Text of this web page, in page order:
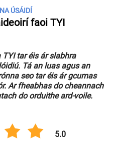
ÚSÁIDÍ
faoi TYI
tar éis ár slabhra
Tá an luas agus an
seo tar éis ár gcumas
Ar fheabhas do cheannach
do orduithe ard-voile.
5.0